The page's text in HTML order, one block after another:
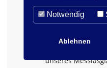
Notwendig
Ablehnen
Aber ich glaube
Jesus nie als
anerkennen
Sinn unserer
widersprechen
unseres